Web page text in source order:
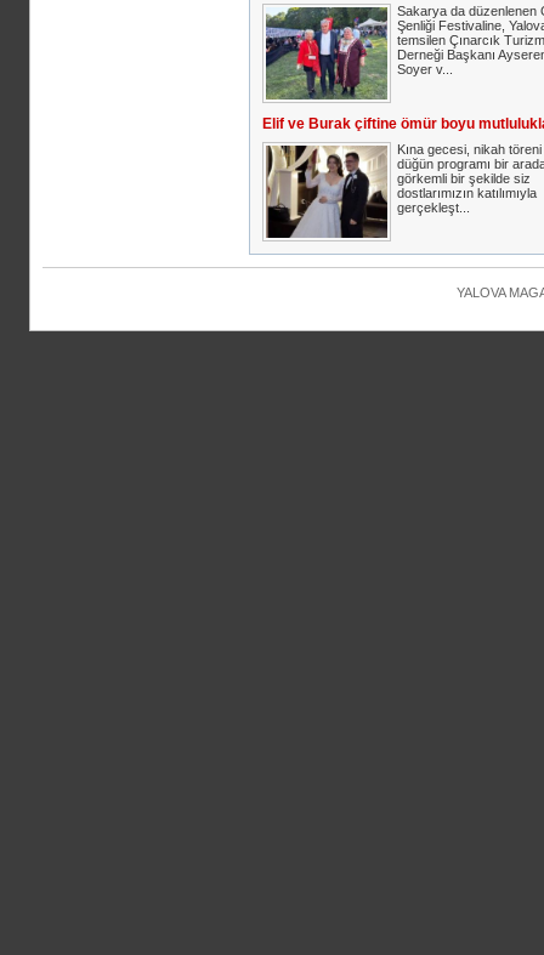
Sakarya da düzenlenen
Şenliği Festivaline,
temsilen Çınarcık Turizm
Derneği Başkanı
Soyer v...
Elif ve Burak çiftine ömür boyu
Kına gecesi, nikah
düğün programı bir
görkemli bir şekilde siz
dostlarımızın katılımıyla
gerçekleşt...
YALOVA